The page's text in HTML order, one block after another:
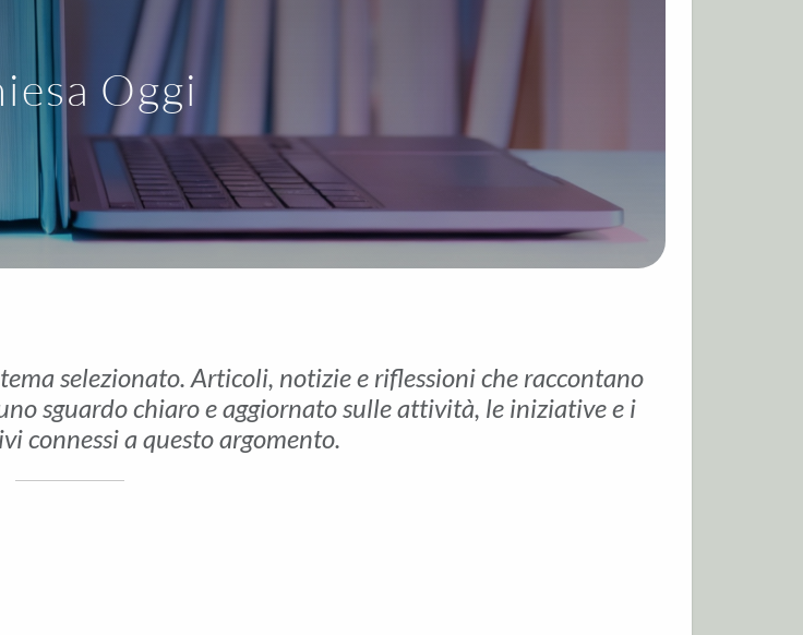
Oggi
selezionato. Articoli, notizie e riflessioni che raccontano
sguardo chiaro e aggiornato sulle attività, le iniziative e i
connessi a questo argomento.